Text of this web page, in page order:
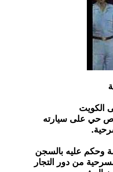
الكويت
حي على سيارته
وحكم عليه بالسجن
من دور التجار